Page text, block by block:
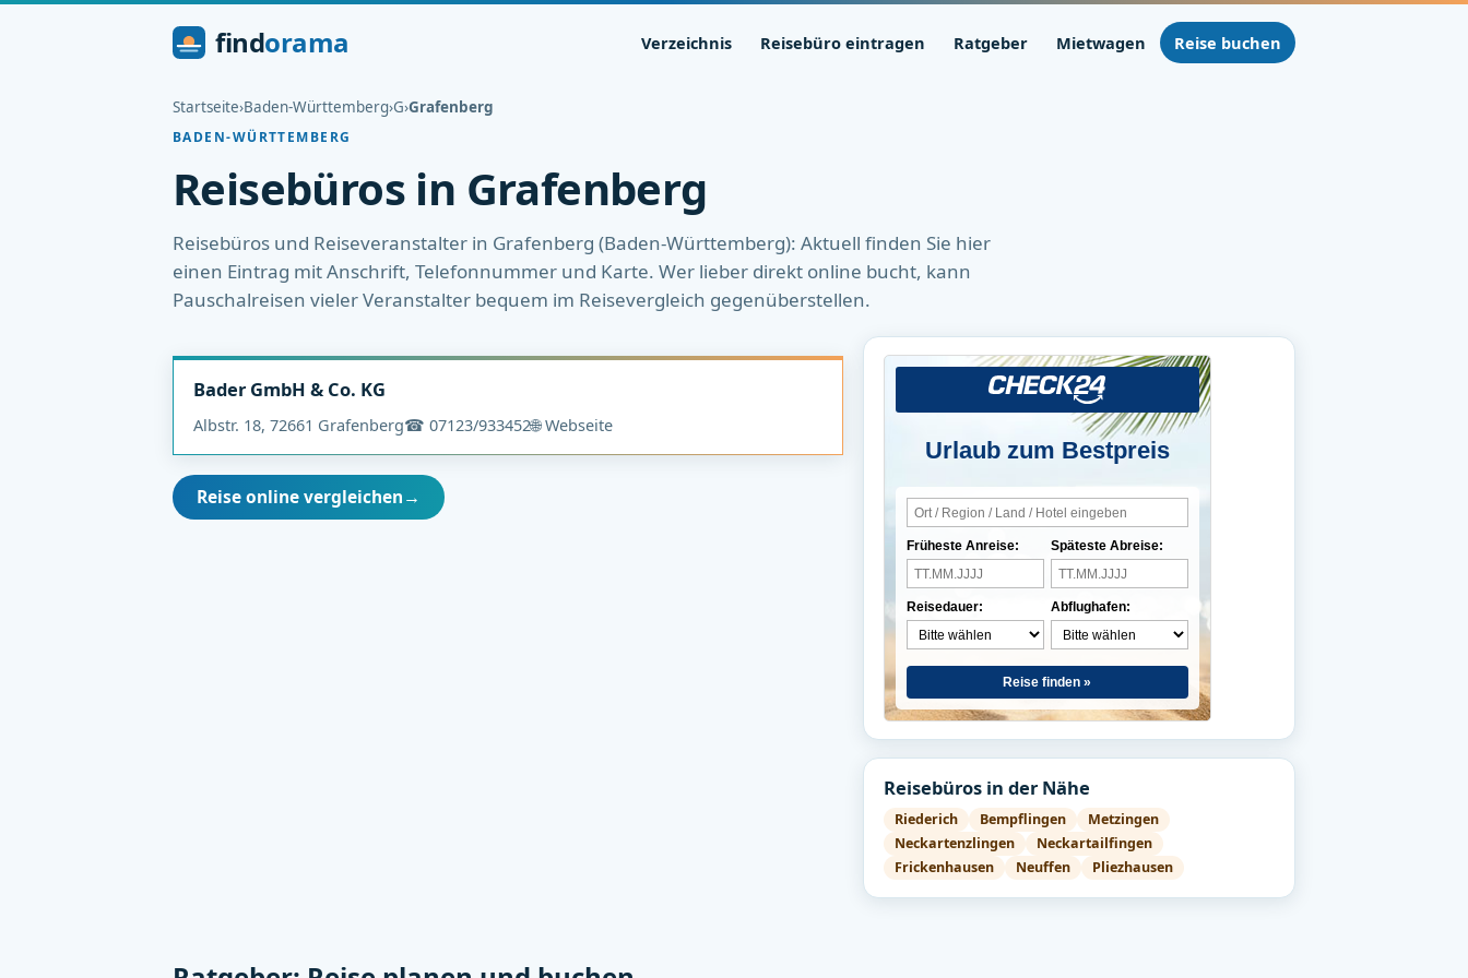
findorama Verzeichnis Reisebüro eintragen Ratgeber Mietwagen Reise buchen
Startseite›Baden-Württemberg›G›Grafenberg
BADEN-WÜRTTEMBERG
Reisebüros in Grafenberg
Reisebüros und Reiseveranstalter in Grafenberg (Baden-Württemberg): Aktuell finden Sie hier
einen Eintrag mit Anschrift, Telefonnummer und Karte. Wer lieber direkt online bucht, kann
Pauschalreisen vieler Veranstalter bequem im Reisevergleich gegenüberstellen.
Bader GmbH & Co. KG
Albstr. 18, 72661 Grafenberg☎ 07123/933452🌐 Webseite
Reise online vergleichen→
Urlaub zum Bestpreis
Früheste Anreise:
Reisedauer:
Späteste Abreise:
Abflughafen:
Reise finden »
Reisebüros in der Nähe
Riederich Bempflingen
Metzingen
Neckartenzlingen
Neckartailfingen
Frickenhausen
Neuffen Pliezhausen